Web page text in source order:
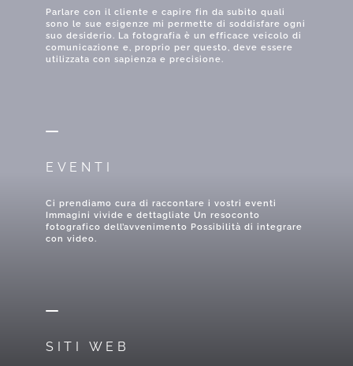
Parlare con il cliente e capire fin da subito quali
sono le sue esigenze mi permette di soddisfare ogni
suo desiderio. La fotografia è un efficace veicolo di
comunicazione e, proprio per questo, deve essere
utilizzata con sapienza e precisione.
EVENTI
Ci prendiamo cura di raccontare i vostri eventi
Immagini vivide e dettagliate Un resoconto
fotografico dell’avvenimento Possibilità di integrare
con video.
SITI WEB